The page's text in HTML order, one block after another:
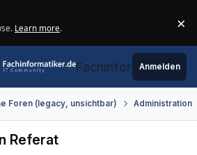
Learn more. ×
Fachinformatiker.de
Anmelden
Foren (legacy, unsichtbar) Administration
Referat